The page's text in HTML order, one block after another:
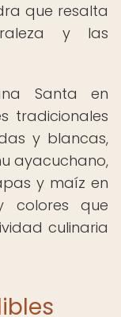
que resalta
y las
Santa en
tradicionales
y blancas,
ayacuchano,
y maíz en
colores que
culinaria